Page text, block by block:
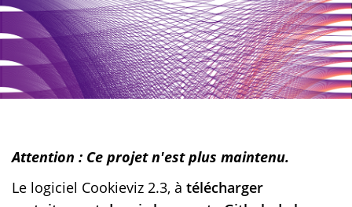
Attention : Ce projet n'est plus maintenu.
Le logiciel Cookieviz 2.3, à télécharger